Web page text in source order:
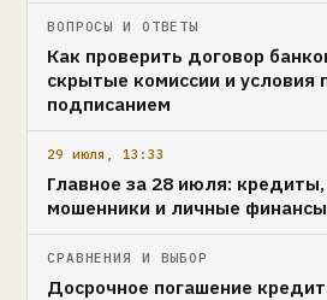
ВОПРОСЫ И ОТВЕТЫ
Как проверить договор
скрытые комиссии и условия
подписанием
29 июля, 13:33
Главное за 28 июля: кредиты,
мошенники и личные финансы
СРАВНЕНИЯ И ВЫБОР
Досрочное погашение